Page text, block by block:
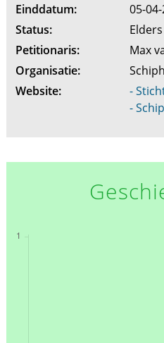
Einddatum:
05-04-
Status:
Petitionaris:
Max
Organisatie:
Website:
-
-